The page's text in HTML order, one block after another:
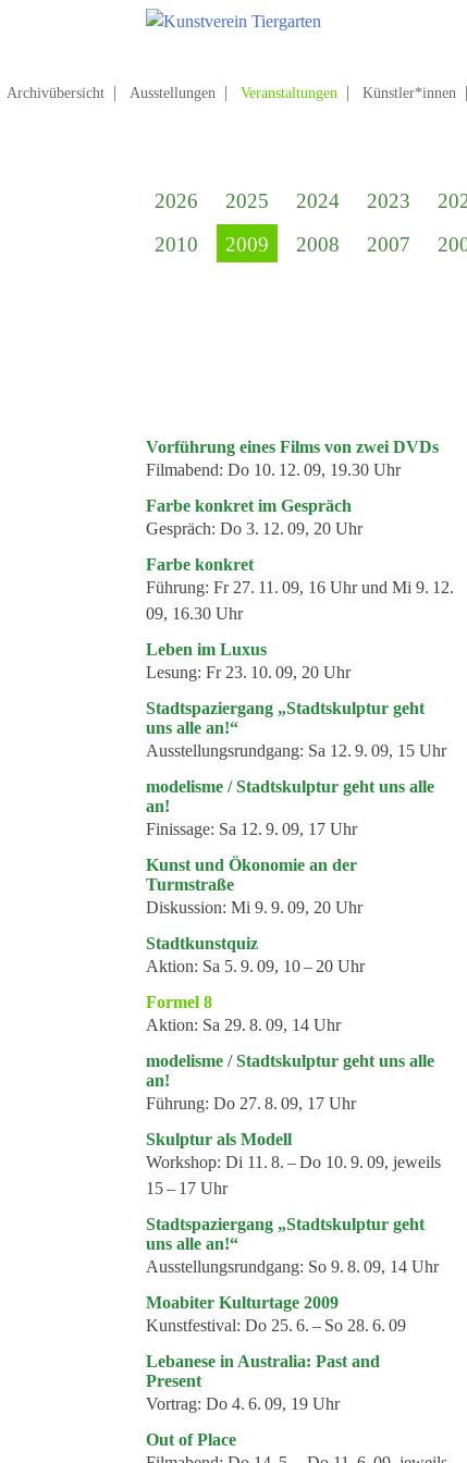
Archivübersicht Ausstellungen Veranstaltungen Künstler*innen
nach:
Veranstaltungen
Kommende Veranstaltungen
Vermittlung
aktuelle Projekte
Archivübersicht
Ausstellungen
Veranstaltungen
Schlagwörter
Künstler*innen
Veranstaltungsformate
2026 2025 2024 2023
2010
2009 2008 2007
Vorführung eines Films von zwei DVDs
Filmabend:Do 10. 12. 09, 19.30 Uhr
Farbe konkret im Gespräch
Gespräch:Do 3. 12. 09, 20 Uhr
Farbe konkret
Führung:Fr 27. 11. 09, 16 Uhr und Mi 9. 12.
09, 16.30 Uhr
Leben im Luxus
Lesung:Fr 23. 10. 09, 20 Uhr
Stadtspaziergang „Stadtskulptur geht
uns alle an!“
Ausstellungsrundgang: Sa 12. 9. 09, 15 Uhr
modelisme / Stadtskulptur geht uns alle
an!
Finissage: Sa 12. 9. 09, 17 Uhr
Kunst und Ökonomie an der
Turmstraße
Diskussion:Mi 9. 9. 09, 20 Uhr
Stadtkunstquiz
Aktion: Sa 5. 9. 09, 10 – 20 Uhr
Formel 8
Aktion: Sa 29. 8. 09, 14 Uhr
modelisme / Stadtskulptur geht uns alle
an!
Führung:Do 27. 8. 09, 17 Uhr
Skulptur als Modell
Workshop:Di 11. 8. – Do 10. 9. 09, jeweils
15 – 17 Uhr
Stadtspaziergang „Stadtskulptur geht
uns alle an!“
Ausstellungsrundgang: So 9. 8. 09, 14 Uhr
Moabiter Kulturtage 2009
Kunstfestival:Do 25. 6. – So 28. 6. 09
Lebanese in Australia: Past and
Present
Vortrag:Do 4. 6. 09, 19 Uhr
Out of Place